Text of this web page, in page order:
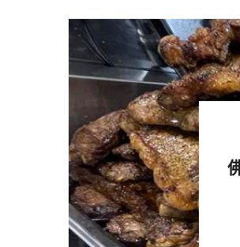
剛剛開始減重
的運動開始。
逐漸適應運動
制飲食，每頓
103公斤了。